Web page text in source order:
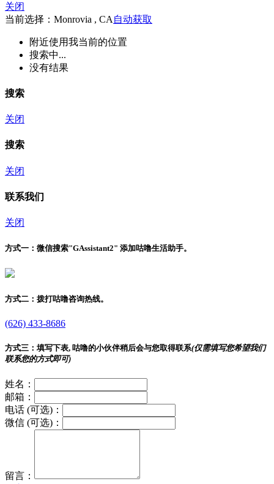
关闭
当前选择：Monrovia , CA 自动获取
附近使用我当前的位置
搜索中...
没有结果
搜索
关闭
搜索
关闭
联系我们
关闭
方式一： 微信搜索"GAssistant2" 添加咕噜生活助手。
方式二： 拨打咕噜咨询热线。
(626) 433-8686
方式三： 填写下表, 咕噜的小伙伴稍后会与您取得联系(仅需填写您希望我们
联系您的方式即可)
姓名：
邮箱：
电话 (可选)：
微信 (可选)：
留言：